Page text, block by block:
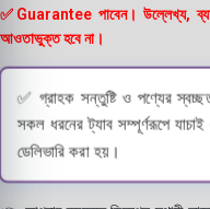
✅Guarantee পাবেন। উল্লেখ্য,
আওতাভুক্ত হবে না।
✅ গ্রাহক সন্তুষ্টি ও পণ্যের
সকল ধরনের ট্যাব সম্পূর্ণরূপে
ডেলিভারি করা হয়।